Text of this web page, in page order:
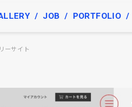
JOB PORTFOLIO
ーサイト